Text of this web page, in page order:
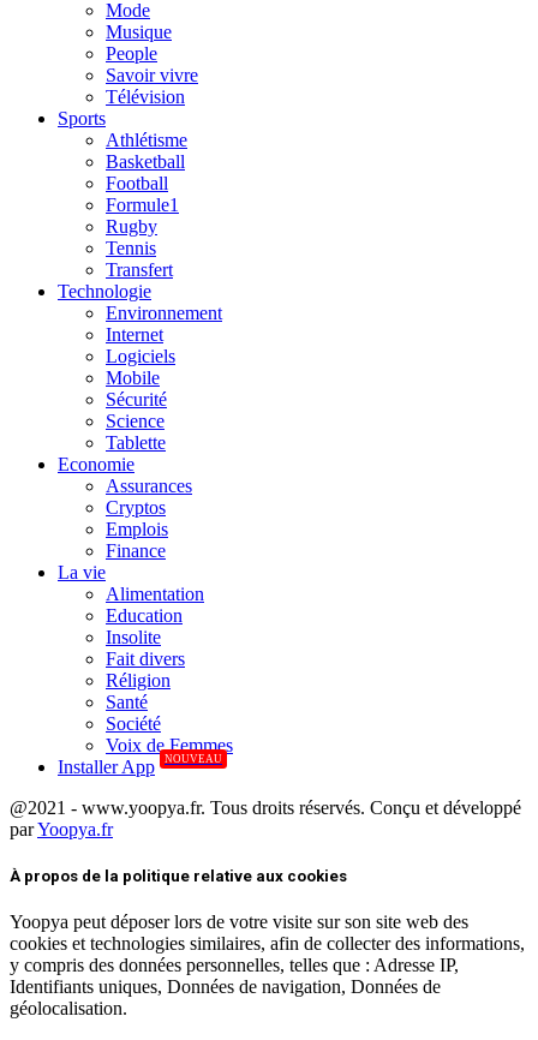
Mode
Musique
People
Savoir vivre
Télévision
Sports
Athlétisme
Basketball
Football
Formule1
Rugby
Tennis
Transfert
Technologie
Environnement
Internet
Logiciels
Mobile
Sécurité
Science
Tablette
Economie
Assurances
Cryptos
Emplois
Finance
La vie
Alimentation
Education
Insolite
Fait divers
Réligion
Santé
Société
Voix de Femmes
Installer App
NOUVEAU
@2021 - www.yoopya.fr. Tous droits réservés. Conçu et développé
parYoopya.fr
À propos de la politique relative aux cookies
Yoopya peut déposer lors de votre visite sur son site web des
cookies et technologies similaires, afin de collecter des informations,
y compris des données personnelles, telles que : Adresse IP,
Identifiants uniques, Données de navigation, Données de
géolocalisation.